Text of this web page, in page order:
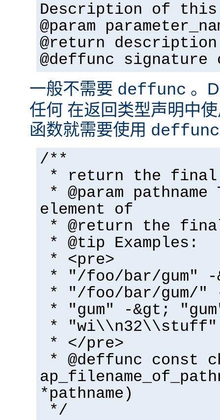
Description of this
@param
@return description
@deffunc
一般不需要 deffunc 。
任何 在返回类型声明中
函数就需要使用 deffunc
/**
* return the final
* @param
element of
* @return the
* @tip Examples:
* <pre>
* "/foo/bar/gum" -
* "/foo/bar/gum/"
* "gum" -&gt;
*
* </pre>
* @deffunc const
*pathname)
*/